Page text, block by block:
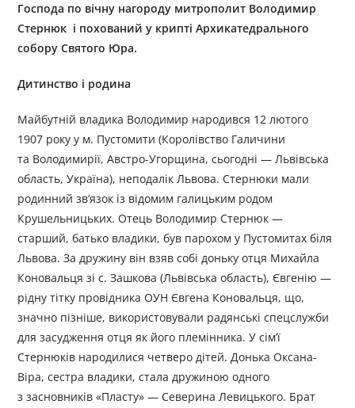
Господа по вічну нагороду митрополит Володимир
Стернюк і похований у крипті Архикатедрального
собору Святого Юра.
Дитинство і родина
Майбутній владика Володимир народився 12 лютого
1907 року у м. Пустомити (Королівство Галичини
та Володимирії, Австро-Угорщина, сьогодні — Львівська
область, Україна), неподалік Львова. Стернюки мали
родинний зв’язок із відомим галицьким родом
Крушельницьких. Отець Володимир Стернюк —
старший, батько владики, був парохом у Пустомитах біля
Львова. За дружину він взяв собі доньку отця Михайла
Коновальця зі с. Зашкова (Львівська область), Євгенію —
рідну тітку провідника ОУН Євгена Коновальця, що,
значно пізніше, використовували радянські спецслужби
для засудження отця як його племінника. У сім’ї
Стернюків народилися четверо дітей. Донька Оксана-
Віра, сестра владики, стала дружиною одного
з засновників «Пласту» — Северина Левицького. Брат